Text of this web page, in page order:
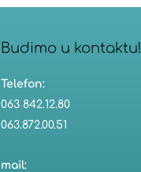
Budimo u kontaktu!​
Telefon:
063 842.12.80
063.872.00.51
mail: